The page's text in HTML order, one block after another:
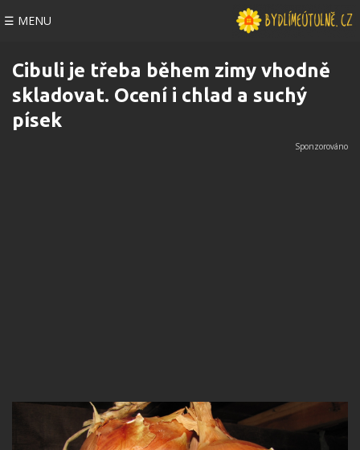
☰ MENU
Cibuli je třeba během zimy vhodně
skladovat. Ocení i chlad a suchý
písek